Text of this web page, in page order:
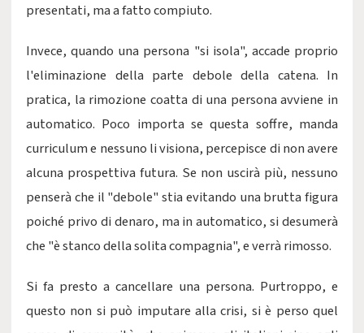
presentati, ma a fatto compiuto.
Invece, quando una persona "si isola", accade proprio
l'eliminazione della parte debole della catena. In
pratica, la rimozione coatta di una persona avviene in
automatico. Poco importa se questa soffre, manda
curriculum e nessuno li visiona, percepisce di non avere
alcuna prospettiva futura. Se non uscirà più, nessuno
penserà che il "debole" stia evitando una brutta figura
poiché privo di denaro, ma in automatico, si desumerà
che "è stanco della solita compagnia", e verrà rimosso.
Si fa presto a cancellare una persona. Purtroppo, e
questo non si può imputare alla crisi, si è perso quel